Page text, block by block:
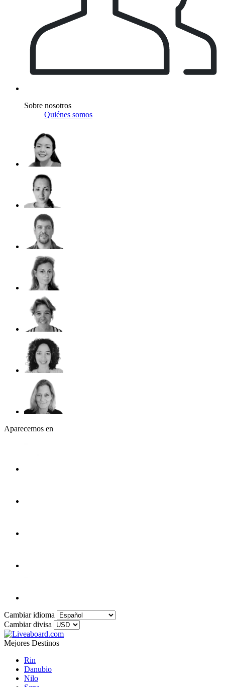
Sobre nosotros
Quiénes somos
Aparecemos en
Cambiar idioma
Cambiar divisa
Mejores Destinos
Rin
Danubio
Nilo